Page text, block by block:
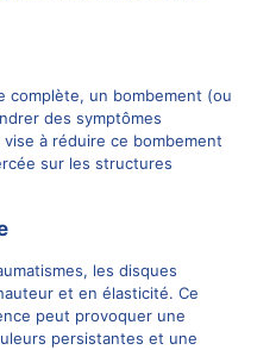
complète, un bombement (ou
des symptômes
à réduire ce bombement
sur les structures
les disques
et en élasticité. Ce
peut provoquer une
persistantes et une